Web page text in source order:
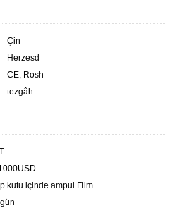
Çin
Herzesd
CE, Rosh
tezgâh
kutu içinde ampul Film